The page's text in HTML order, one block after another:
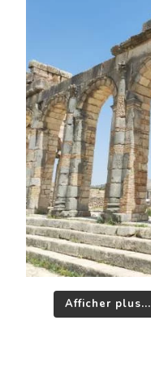
Afficher plus...